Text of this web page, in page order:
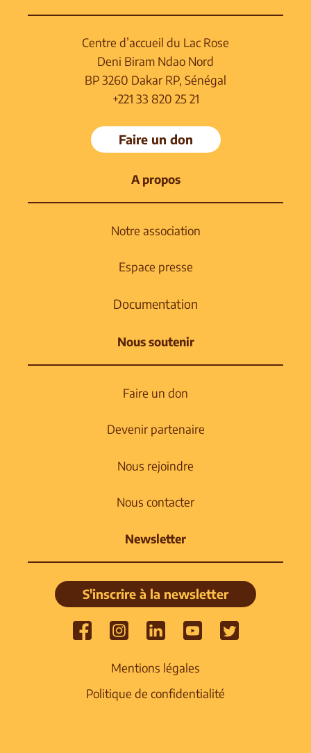
Centre d’accueil du Lac Rose
Deni Biram Ndao Nord
BP 3260 Dakar RP, Sénégal
+221 33 820 25 21
Faire un don
A propos
Notre association
Espace presse
Documentation
Nous soutenir
Faire un don
Devenir partenaire
Nous rejoindre
Nous contacter
Newsletter
S'inscrire à la newsletter
Mentions légales
Politique de confidentialité